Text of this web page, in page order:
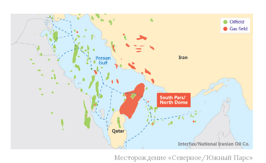
Месторождение «Северное/Южный Парс»